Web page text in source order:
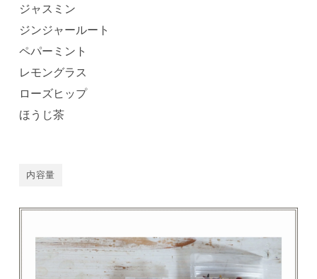
ジャスミン
ジンジャールート
ペパーミント
レモングラス
ローズヒップ
ほうじ茶
内容量